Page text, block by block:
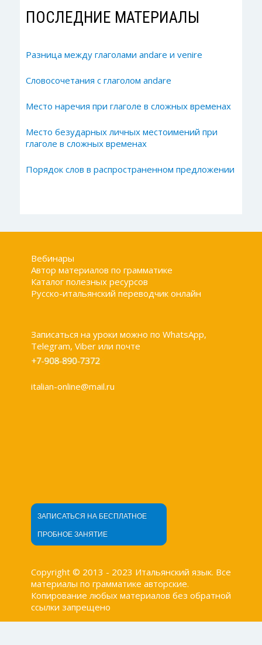
ПОСЛЕДНИЕ МАТЕРИАЛЫ
Разница между глаголами andare и venire
Словосочетания с глаголом andare
Место наречия при глаголе в сложных временах
Место безударных личных местоимений при
глаголе в сложных временах
Порядок слов в распространенном предложении
Вебинары
Автор материалов по грамматике
Каталог полезных ресурсов
Русско-итальянский переводчик онлайн
Записаться на уроки можно по WhatsApp,
Telegram, Viber или почте
italian-online@mail.ru
ЗАПИСАТЬСЯ НА БЕСПЛАТНОЕ
ПРОБНОЕ ЗАНЯТИЕ
Copyright © 2013 - 2023 Итальянский язык. Все
материалы по грамматике авторские.
Копирование любых материалов без обратной
ссылки запрещено